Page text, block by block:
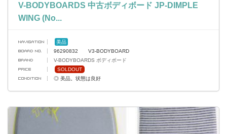
V-BODYBOARDS 中古ボディボード JP-DIMPLE
WING (No...
美品
96290832 V3-BODYBOARD
V-BODYBOARDS ボディボード
SOLDOUT
◎ 美品。状態は良好